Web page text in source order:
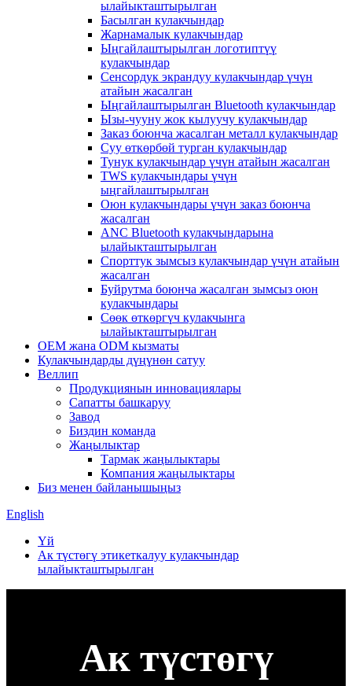
ылайыкташтырылган
Басылган кулакчындар
Жарнамалык кулакчындар
Ыңгайлаштырылган логотиптүү
кулакчындар
Сенсордук экрандуу кулакчындар үчүн
атайын жасалган
Ыңгайлаштырылган Bluetooth кулакчындар
Ызы-чууну жок кылуучу кулакчындар
Заказ боюнча жасалган металл кулакчындар
Суу өткөрбөй турган кулакчындар
Тунук кулакчындар үчүн атайын жасалган
TWS кулакчындары үчүн
ыңгайлаштырылган
Оюн кулакчындары үчүн заказ боюнча
жасалган
ANC Bluetooth кулакчындарына
ылайыкташтырылган
Спорттук зымсыз кулакчындар үчүн атайын
жасалган
Буйрутма боюнча жасалган зымсыз оюн
кулакчындары
Сөөк өткөргүч кулакчынга
ылайыкташтырылган
OEM жана ODM кызматы
Кулакчындарды дүңүнөн сатуу
Веллип
Продукциянын инновациялары
Сапатты башкаруу
Завод
Биздин команда
Жаңылыктар
Тармак жаңылыктары
Компания жаңылыктары
Биз менен байланышыңыз
English
Үй
Ак түстөгү этикеткалуу кулакчындар
ылайыкташтырылган
Ак түстөгү